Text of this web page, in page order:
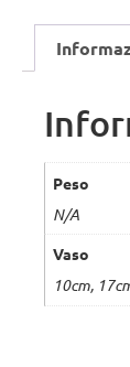
Peso
N/A
Vaso
10cm,